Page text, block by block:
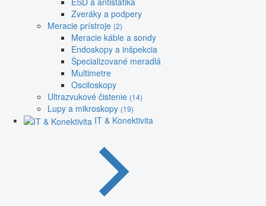
Zveráky a podpery
Meracie prístroje (2)
Meracie káble a sondy
Endoskopy a inšpekcia
Špecializované meradlá
Multimetre
Osciloskopy
Ultrazvukové čistenie (14)
Lupy a mikroskopy (19)
IT & Konektivita